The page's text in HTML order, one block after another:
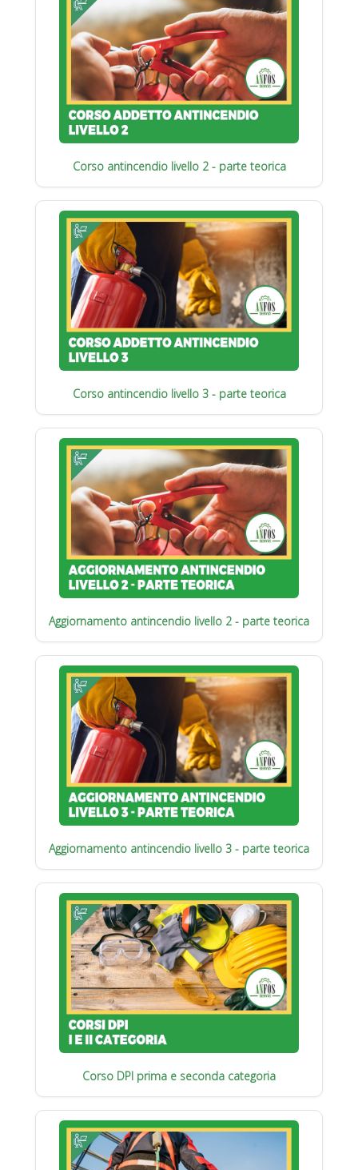
Corso antincendio livello 2 - parte teorica
Corso antincendio livello 3 - parte teorica
Aggiornamento antincendio livello 2 - parte teorica
Aggiornamento antincendio livello 3 - parte teorica
Corso DPI prima e seconda categoria